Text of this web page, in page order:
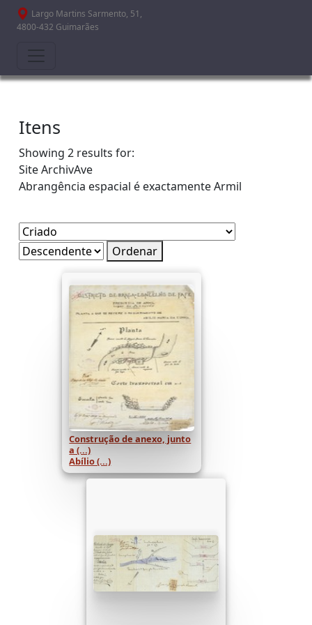
Passar para o conteúdo principal
Largo Martins Sarmento, 51,
4800-432 Guimarães
Itens
Showing 2 results for:
SiteArchivAve
Abrangência espacial é exactamenteArmil
Ordenar
Construção de anexo, junto
a (...)
Abílio (...)